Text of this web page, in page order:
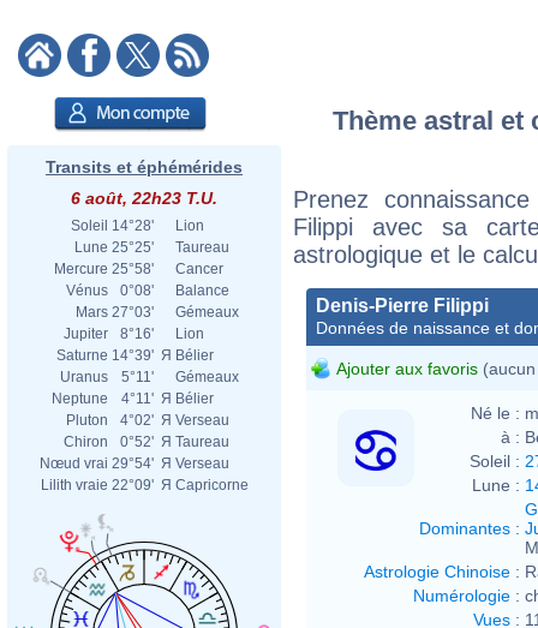
Transits et éphémérides
6 août, 22h23 T.U.
Soleil 14°28'
Lion
Lune 25°25'
Taureau
Mercure 25°58'
Cancer
Vénus
0°08'
Balance
Mars 27°03'
Gémeaux
Jupiter
8°16'
Lion
Saturne 14°39' Я Bélier
Uranus
5°11'
Gémeaux
Neptune
4°11' Я Bélier
Pluton
4°02' Я Verseau
Chiron
0°52' Я Taureau
Nœud vrai 29°54' Я Verseau
Lilith vraie 22°09' Я Capricorne
Thème astral et
Prenez
Filippi avec sa
astrologique et le
Denis-Pierre Filippi
Données de naissance et
Ajouter aux favoris
Né le :
à :
Soleil :
Lune :
Dominantes :
Astrologie Chinoise :
Numérologie :
Vues :